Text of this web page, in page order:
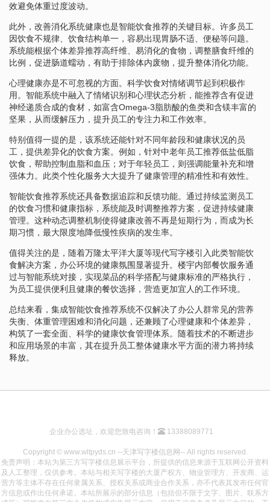
效避免体重过度波动。
此外，改善消化系统健康也是智能饮食推荐的关键目标。许多员工
因饮食不规律、饮食结构单一，容易出现胃肠不适、便秘等问题。
系统能根据个体差异推荐高纤维、易消化的食物，调整膳食纤维的
比例，促进肠道蠕动，有助于排除体内废物，提升整体消化功能。
心理健康亦是不可忽视的方面。科学饮食对情绪调节起到积极作
用。智能系统中融入了情绪识别和心理状态分析，能推荐含有促进
神经递质合成的食材，如富含Omega-3脂肪酸的鱼类和含镁丰富的
坚果，从而缓解压力，提升员工的专注力和工作效率。
特别值得一提的是，该系统还能针对不同年龄段和健康状况的员
工，提供差异化的饮食方案。例如，针对中老年员工推荐低盐低脂
饮食，帮助控制血脂和血压；对于年轻员工，则强调能量补充和增
强体力。此类个性化服务大大提升了健康管理的精准性和有效性。
智能饮食推荐系统还具备数据追踪和反馈功能。通过持续监测员工
的饮食习惯和健康指标，系统能及时调整推荐方案，促进持续健康
管理。这种动态调整机制使得健康改善不再是短期行为，而成为长
期习惯，最大限度地降低慢性疾病的发生率。
值得关注的是，随着万隆太平洋大厦等现代写字楼引入此类智能饮
食解决方案，办公环境的健康氛围显著提升。楼宇内部餐饮服务通
过与智能系统对接，实现菜品的科学搭配与健康标准的严格执行，
为员工提供便利且健康的餐饮选择，营造更加宜人的工作环境。
总结来看，集成智能饮食推荐系统不仅解决了办公人群常见的营养
失衡、体重管理困难和消化问题，还兼顾了心理健康和个体差异，
构筑了一套全面、科学的健康饮食管理体系。随着技术的不断进步
和应用场景的丰富，其在提升员工整体健康水平方面的潜力将持续
释放。
企业办公选址，欢迎您致电咨询！ 13388089771
Copyright © www.wltpyds.cn --天津写字楼信息网-- All rights reserved.
免责声明：本站为第三方写字楼信息展示平台，所提供的信息来源于互联网公开资料
及人工整理，仅供参考。本站与相关写字楼的大厦产权方、物业管理方、开发商、运
营方等主体不存在任何隶属关系、授权关系或商业合作关系，亦不代表其发布任何官
方信息或作出任何承诺。本站所展示的部分信息（包括但不限于文字、图片、联系方